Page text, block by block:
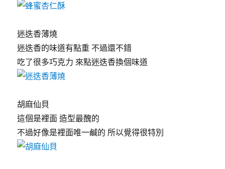
迷迭香薄燒
迷迭香的味道有點重 不過還不錯
吃了很多巧克力 來點迷迭香換個味道
胡麻仙貝
這個是裡面 造型最醜的
不過好像是裡面唯一鹹的 所以覺得很特別